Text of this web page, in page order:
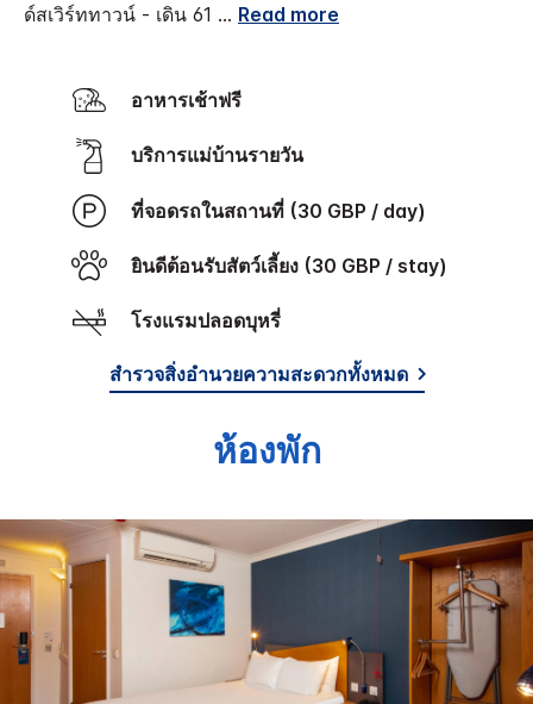
ด์สเวิร์ททาวน์ - เดิน 61 ... Read more
อาหารเช้าฟรี
บริการแม่บ้านรายวัน
ที่จอดรถในสถานที่ (30 GBP / day)
ยินดีต้อนรับสัตว์เลี้ยง (30 GBP / stay)
โรงแรมปลอดบุหรี่
สำรวจสิ่งอำนวยความสะดวกทั้งหมด
ห้องพัก